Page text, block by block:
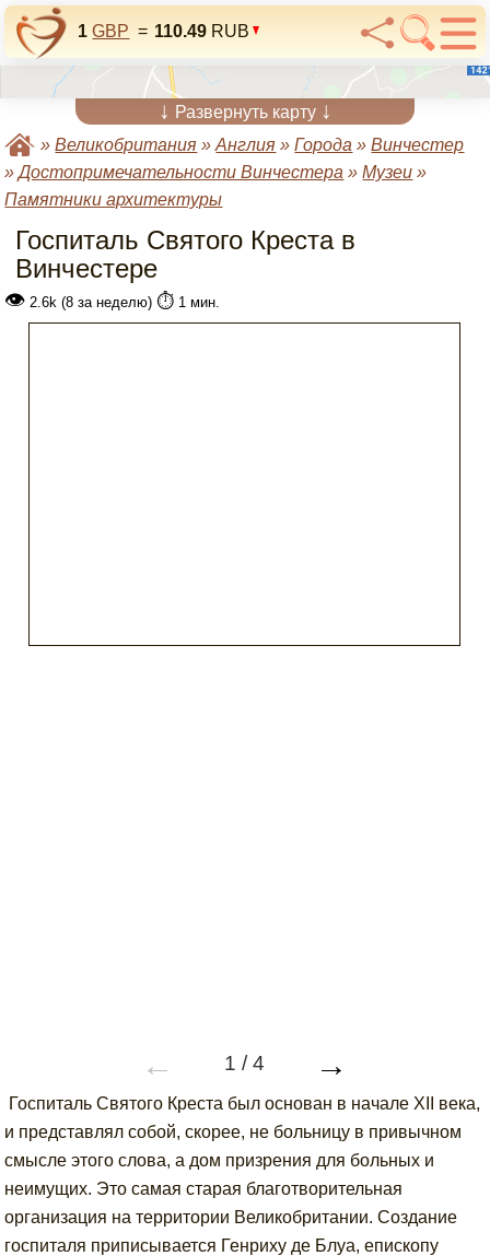
1 GBP = 110.49 RUB
↓ Развернуть карту ↓
»Великобритания »Англия »Города »Винчестер
»Достопримечательности Винчестера »Музеи »
Памятники архитектуры
Госпиталь Святого Креста в
Винчестере
👁 2.6k (8 за неделю) ⏱️ 1 мин.
← 1 /4 →
Госпиталь Святого Креста был основан в начале XII века,
и представлял собой, скорее, не больницу в привычном
смысле этого слова, а дом призрения для больных и
неимущих. Это самая старая благотворительная
организация на территории Великобритании. Создание
госпиталя приписывается Генриху де Блуа, епископу